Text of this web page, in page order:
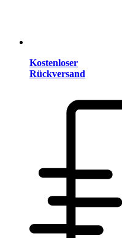
Kostenloser
Rückversand